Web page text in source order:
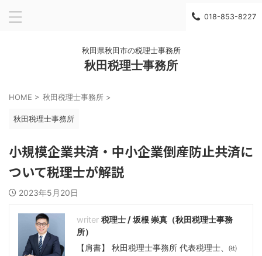
018-853-8227
秋田県秋田市の税理士事務所
秋田税理士事務所
HOME > 秋田税理士事務所 >
秋田税理士事務所
小規模企業共済・中小企業倒産防止共済に
ついて税理士が解説
2023年5月20日
税理士 / 坂根 崇真（秋田税理士事務
所）
【肩書】 秋田税理士事務所 代表税理士、㈳